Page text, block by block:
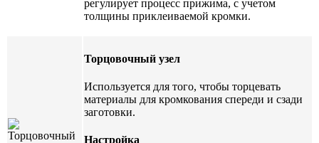
регулирует процесс прижима, с учетом
толщины приклеиваемой кромки.
Торцовочный узел
Используется для того, чтобы торцевать
материалы для кромкования спереди и сзади
заготовки.
Настройка